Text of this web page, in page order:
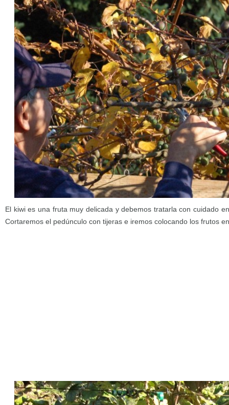
El kiwi es una fruta muy delicada y debemos tratarla con cuidado
Cortaremos el pedúnculo con tijeras e iremos colocando los frutos